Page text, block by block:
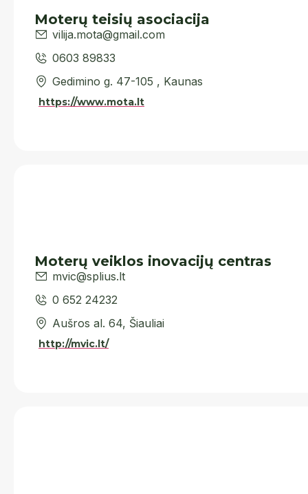
Moterų teisių asociacija
vilija.mota@gmail.com
0603 89833
Gedimino g. 47-105 , Kaunas
https://www.mota.lt
Moterų veiklos inovacijų centras
mvic@splius.lt
0 652 24232
Aušros al. 64, Šiauliai
http://mvic.lt/